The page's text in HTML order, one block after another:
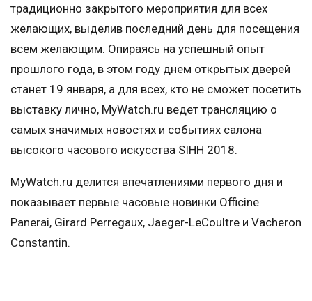
традиционно закрытого мероприятия для всех
желающих, выделив последний день для посещения
всем желающим. Опираясь на успешный опыт
прошлого года, в этом году днем открытых дверей
станет 19 января, а для всех, кто не сможет посетить
выставку лично, MyWatch.ru ведет трансляцию о
самых значимых новостях и событиях салона
высокого часового искусства SIHH 2018.
MyWatch.ru делится впечатлениями первого дня и
показывает первые часовые новинки Officine
Panerai, Girard Perregaux, Jaeger-LeCoultre и Vacheron
Constantin.